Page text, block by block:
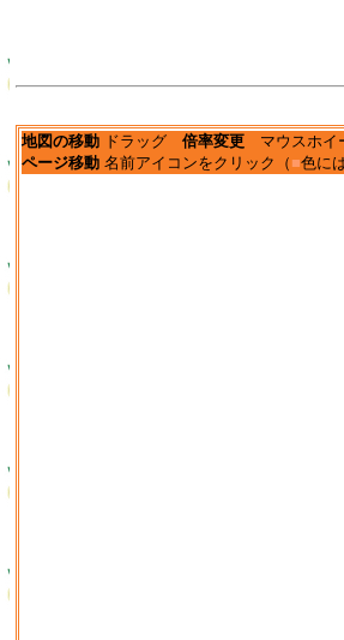
地図の移動 ドラッグ 倍率変更 マウスホイ
ページ移動 名前アイコンをクリック（ ■色に